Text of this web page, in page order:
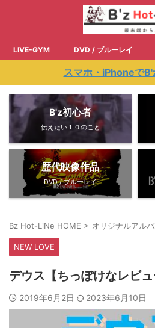
LIVE-GYM DVD / ブルーレイ
スマホ・iPhoneで
B'z初心者
伝えたい１０のこと
歴代映像作品
DVD / ブルーレイ
Bz Hot-LiNe HOME > オリジナルアルバ
NEW LOVE
デウス【ちっぽけなレビュ
2019年6月2日 2023年6月10日